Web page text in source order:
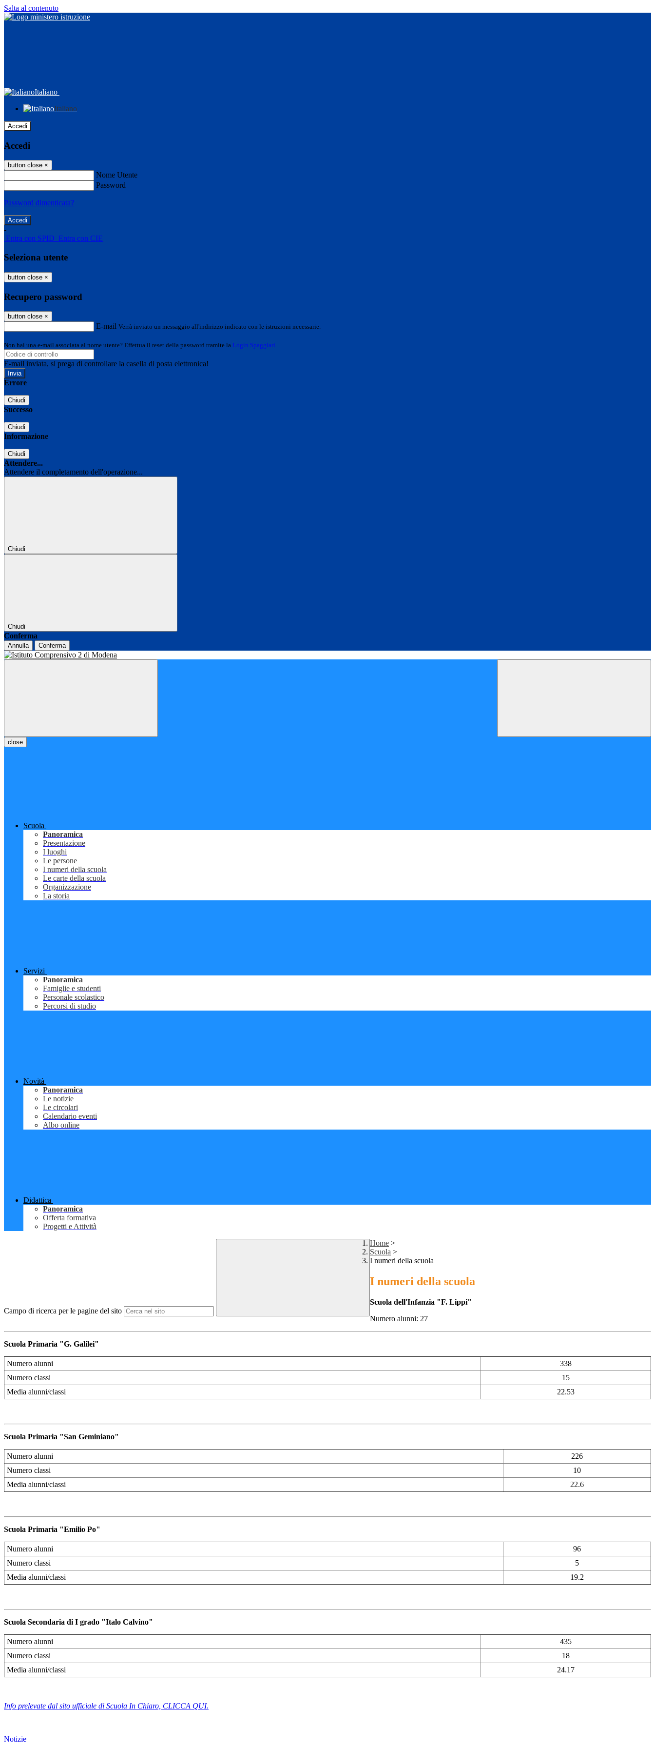
Salta al contenuto
Italiano
Italiano
Accedi
Accedi
button close ×
Nome Utente
Password
Password dimenticata?
-
Entra con SPID Entra con CIE
Seleziona utente
button close ×
Recupero password
button close ×
E-mail Verrà inviato un messaggio all'indirizzo indicato con le istruzioni necessarie.
Non hai una e-mail associata al nome utente? Effettua il reset della password tramite la Login Spaggiari
E-mail inviata, si prega di controllare la casella di posta elettronica!
Errore
Chiudi
Successo
Chiudi
Informazione
Chiudi
Attendere...
Attendere il completamento dell'operazione...
Chiudi
Chiudi
Conferma
Annulla Conferma
close
Scuola
Panoramica
Presentazione
I luoghi
Le persone
I numeri della scuola
Le carte della scuola
Organizzazione
La storia
Servizi
Panoramica
Famiglie e studenti
Personale scolastico
Percorsi di studio
Novità
Panoramica
Le notizie
Le circolari
Calendario eventi
Albo online
Didattica
Panoramica
Offerta formativa
Progetti e Attività
Campo di ricerca per le pagine del sito
Home >
Scuola >
I numeri della scuola
I numeri della scuola
Scuola dell'Infanzia "F. Lippi"
Numero alunni: 27
Scuola Primaria "G. Galilei"
Numero alunni
338
Numero classi
15
Media alunni/classi
22.53
Scuola Primaria "San Geminiano"
Numero alunni
226
Numero classi
10
Media alunni/classi
22.6
Scuola Primaria "Emilio Po"
Numero alunni
96
Numero classi
5
Media alunni/classi
19.2
Scuola Secondaria di I grado "Italo Calvino"
Numero alunni
435
Numero classi
18
Media alunni/classi
24.17
Info prelevate dal sito ufficiale di Scuola In Chiaro, CLICCA QUI.
Notizie